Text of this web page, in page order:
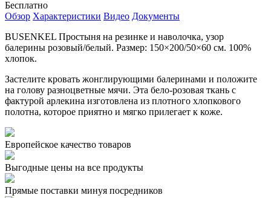
Бесплатно
Обзор Характеристики Видео Документы
BUSENKEL Простыня на резинке и наволочка, узор
балерины розовый/белый. Размер: 150×200/50×60 см. 100%
хлопок.
Застелите кровать жонглирующими балеринами и положите
на голову разноцветные мячи. Эта бело-розовая ткань с
фактурой арлекина изготовлена из плотного хлопкового
полотна, которое приятно и мягко прилегает к коже.
Европейское качество товаров
Выгодные цены на все продукты
Прямые поставки минуя посредников